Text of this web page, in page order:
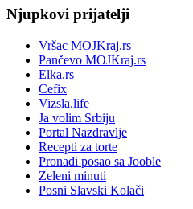
Njupkovi prijatelji
Vršac MOJKraj.rs
Pančevo MOJKraj.rs
Elka.rs
Cefix
Vizsla.life
Ja volim Srbiju
Portal Nazdravlje
Recepti za torte
Pronađi posao sa Jooble
Zeleni minuti
Posni Slavski Kolači